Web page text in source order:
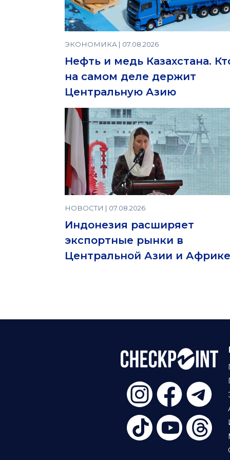
ЭКОНОМИКА | 07.08.2026
Нефть и медь Казахстана.
на самом деле держит
Центральную Азию
НОВОСТИ | 07.08.2026
Индонезия расширяет
экспортные рынки в
Центральной Азии и Африке